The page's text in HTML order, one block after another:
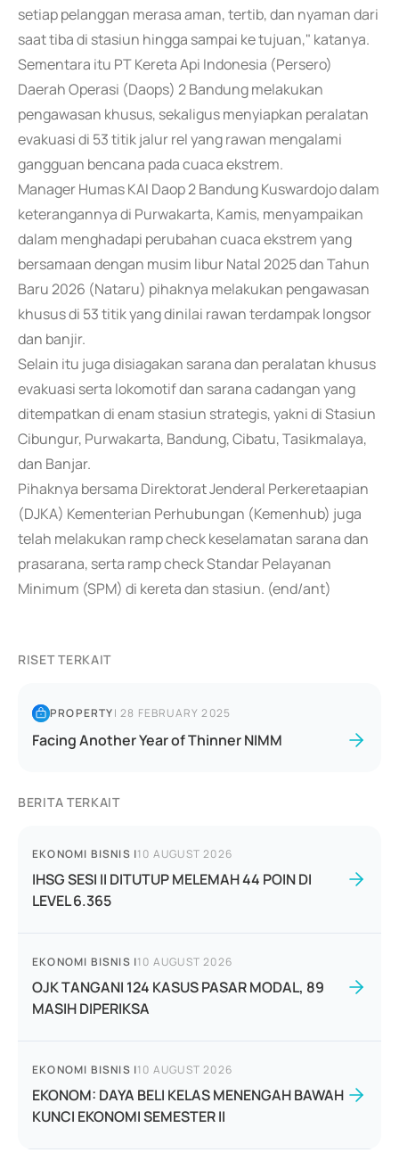
setiap pelanggan merasa aman, tertib, dan nyaman dari
saat tiba di stasiun hingga sampai ke tujuan," katanya.
Sementara itu PT Kereta Api Indonesia (Persero)
Daerah Operasi (Daops) 2 Bandung melakukan
pengawasan khusus, sekaligus menyiapkan peralatan
evakuasi di 53 titik jalur rel yang rawan mengalami
gangguan bencana pada cuaca ekstrem.
Manager Humas KAI Daop 2 Bandung Kuswardojo dalam
keterangannya di Purwakarta, Kamis, menyampaikan
dalam menghadapi perubahan cuaca ekstrem yang
bersamaan dengan musim libur Natal 2025 dan Tahun
Baru 2026 (Nataru) pihaknya melakukan pengawasan
khusus di 53 titik yang dinilai rawan terdampak longsor
dan banjir.
Selain itu juga disiagakan sarana dan peralatan khusus
evakuasi serta lokomotif dan sarana cadangan yang
ditempatkan di enam stasiun strategis, yakni di Stasiun
Cibungur, Purwakarta, Bandung, Cibatu, Tasikmalaya,
dan Banjar.
Pihaknya bersama Direktorat Jenderal Perkeretaapian
(DJKA) Kementerian Perhubungan (Kemenhub) juga
telah melakukan ramp check keselamatan sarana dan
prasarana, serta ramp check Standar Pelayanan
Minimum (SPM) di kereta dan stasiun. (end/ant)
RISET TERKAIT
PROPERTY|28 FEBRUARY 2025
Facing Another Year of Thinner NIMM
BERITA TERKAIT
EKONOMI BISNIS |10 AUGUST 2026
IHSG SESI II DITUTUP MELEMAH 44 POIN DI
LEVEL 6.365
EKONOMI BISNIS |10 AUGUST 2026
OJK TANGANI 124 KASUS PASAR MODAL, 89
MASIH DIPERIKSA
EKONOMI BISNIS |10 AUGUST 2026
EKONOM: DAYA BELI KELAS MENENGAH BAWAH
KUNCI EKONOMI SEMESTER II